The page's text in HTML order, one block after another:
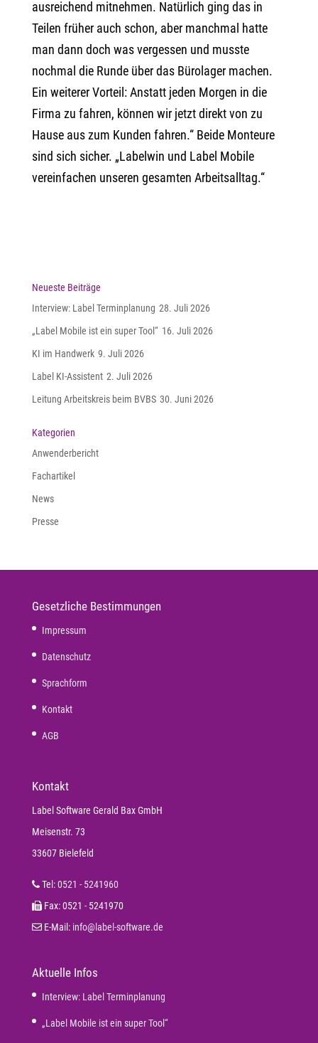
ausreichend mitnehmen. Natürlich ging das in
Teilen früher auch schon, aber manchmal hatte
man dann doch was vergessen und musste
nochmal die Runde über das Bürolager machen.
Ein weiterer Vorteil: Anstatt jeden Morgen in die
Firma zu fahren, können wir jetzt direkt von zu
Hause aus zum Kunden fahren.“ Beide Monteure
sind sich sicher. „Labelwin und Label Mobile
vereinfachen unseren gesamten Arbeitsalltag.“
Neueste Beiträge
Interview: Label Terminplanung 28. Juli 2026
„Label Mobile ist ein super Tool“ 16. Juli 2026
KI im Handwerk 9. Juli 2026
Label KI-Assistent 2. Juli 2026
Leitung Arbeitskreis beim BVBS 30. Juni 2026
Kategorien
Anwenderbericht
Fachartikel
News
Presse
Gesetzliche Bestimmungen
Impressum
Datenschutz
Sprachform
Kontakt
AGB
Kontakt
Label Software Gerald Bax GmbH
Meisenstr. 73
33607 Bielefeld
Tel:0521 - 5241960
Fax: 0521 - 5241970
E-Mail: info@label-software.de
Aktuelle Infos
Interview: Label Terminplanung
„Label Mobile ist ein super Tool“